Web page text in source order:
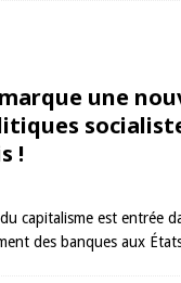
une
!
capitalisme est entrée
des banques aux